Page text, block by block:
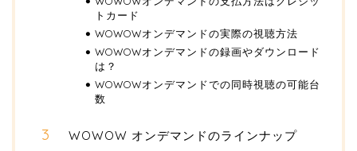
トカード
WOWOWオンデマンドの実際の視聴方法
WOWOWオンデマンドの録画やダウンロード
は？
WOWOWオンデマンドでの同時視聴の可能台
数
WOWOW オンデマンドのラインナップ